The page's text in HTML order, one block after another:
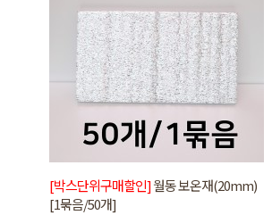
[박스단위구매할인]월동 보온재(20mm)
[1묶음/50개]